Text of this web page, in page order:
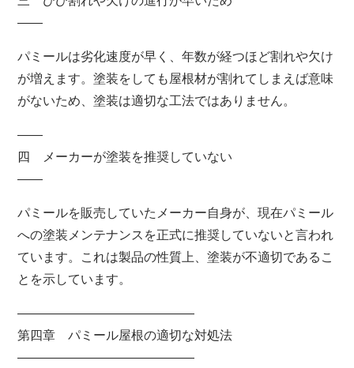
――
パミールは劣化速度が早く、年数が経つほど割れや欠け
が増えます。塗装をしても屋根材が割れてしまえば意味
がないため、塗装は適切な工法ではありません。
――
四 メーカーが塗装を推奨していない
――
パミールを販売していたメーカー自身が、現在パミール
への塗装メンテナンスを正式に推奨していないと言われ
ています。これは製品の性質上、塗装が不適切であるこ
とを示しています。
――――――――――――――
第四章 パミール屋根の適切な対処法
――――――――――――――